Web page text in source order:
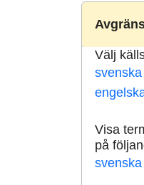
Välj
svenska
Visa
på
svenska